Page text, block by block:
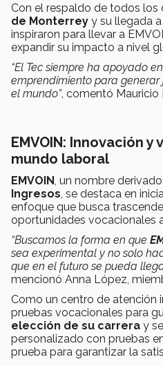
Con el respaldo de todos los
de Monterrey y su llegada a
inspiraron para llevar a
expandir su impacto a nivel
“El Tec siempre ha apoyado
emprendimiento para
el mundo”, comentó Mauricio
EMVOIN: Innovación
mundo laboral
EMVOIN, un nombre
Ingresos, se destaca en
enfoque que busca
oportunidades vocacionales
“Buscamos la forma en que
sea experimental y no solo
que en el futuro se pueda
mencionó Anna López,
Como un centro de atención
pruebas vocacionales para
elección de su carrera y
personalizado con pruebas
prueba para garantizar la